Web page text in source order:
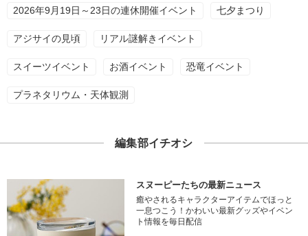
2026年9月19日～23日の連休開催イベント 七夕まつり
アジサイの見頃 リアル謎解きイベント
スイーツイベント お酒イベント 恐竜イベント
プラネタリウム・天体観測
編集部イチオシ
スヌーピーたちの最新ニュース
癒やされるキャラクターアイテムでほっと
一息つこう！かわいい最新グッズやイベン
ト情報を毎日配信